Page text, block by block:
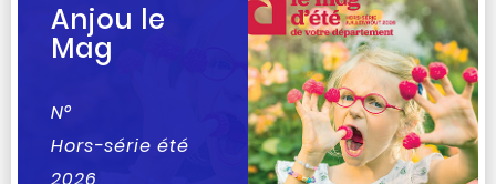
Anjou le
Mag
N°
Hors-série été